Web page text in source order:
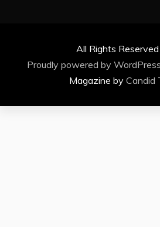
All Rights
Proudly powered by WordPress
Magazine by Candid